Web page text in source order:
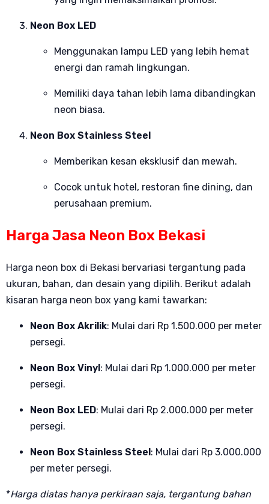
Neon Box LED
Menggunakan lampu LED yang lebih hemat
energi dan ramah lingkungan.
Memiliki daya tahan lebih lama dibandingkan
neon biasa.
Neon Box Stainless Steel
Memberikan kesan eksklusif dan mewah.
Cocok untuk hotel, restoran fine dining, dan
perusahaan premium.
Harga Jasa Neon Box Bekasi
Harga neon box di Bekasi bervariasi tergantung pada
ukuran, bahan, dan desain yang dipilih. Berikut adalah
kisaran harga neon box yang kami tawarkan:
Neon Box Akrilik: Mulai dari Rp 1.500.000 per meter
persegi.
Neon Box Vinyl: Mulai dari Rp 1.000.000 per meter
persegi.
Neon Box LED: Mulai dari Rp 2.000.000 per meter
persegi.
Neon Box Stainless Steel: Mulai dari Rp 3.000.000
per meter persegi.
*Harga diatas hanya perkiraan saja, tergantung bahan